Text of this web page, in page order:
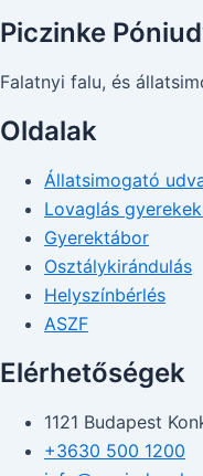
Piczinke
Falatnyi falu, és
Oldalak
Állatsimogató
Lovaglás
Gyerektábor
Osztálykirándulás
Helyszínbérlés
ASZF
Elérhetőségek
1121 Budapest
+3630 500 1200